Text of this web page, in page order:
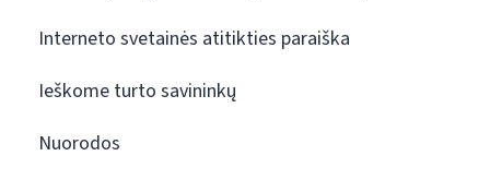
Interneto svetainės atitikties paraiška
Ieškome turto savininkų
Nuorodos